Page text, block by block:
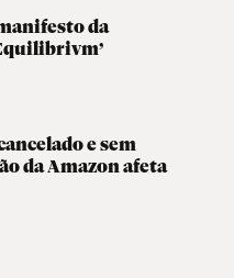
da
e sem
da Amazon afeta